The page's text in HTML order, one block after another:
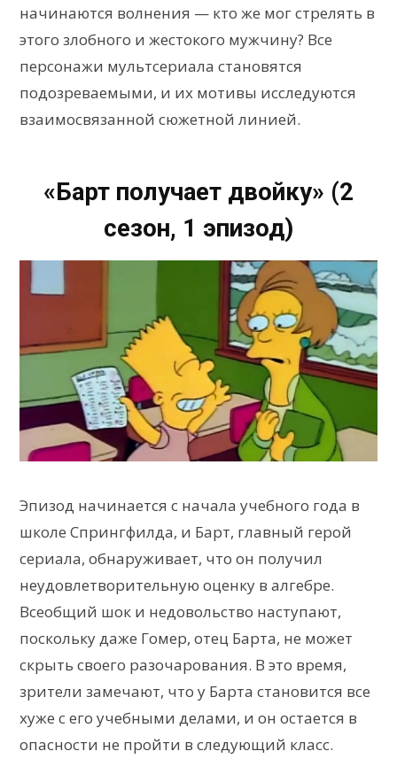
начинаются волнения — кто же мог стрелять в
этого злобного и жестокого мужчину? Все
персонажи мультсериала становятся
подозреваемыми, и их мотивы исследуются
взаимосвязанной сюжетной линией.
«Барт получает двойку» (2
сезон, 1 эпизод)
Эпизод начинается с начала учебного года в
школе Спрингфилда, и Барт, главный герой
сериала, обнаруживает, что он получил
неудовлетворительную оценку в алгебре.
Всеобщий шок и недовольство наступают,
поскольку даже Гомер, отец Барта, не может
скрыть своего разочарования. В это время,
зрители замечают, что у Барта становится все
хуже с его учебными делами, и он остается в
опасности не пройти в следующий класс.